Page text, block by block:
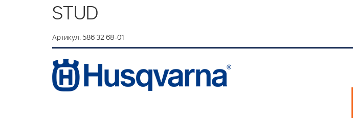
STUD
Артикул: 586 32 68-01